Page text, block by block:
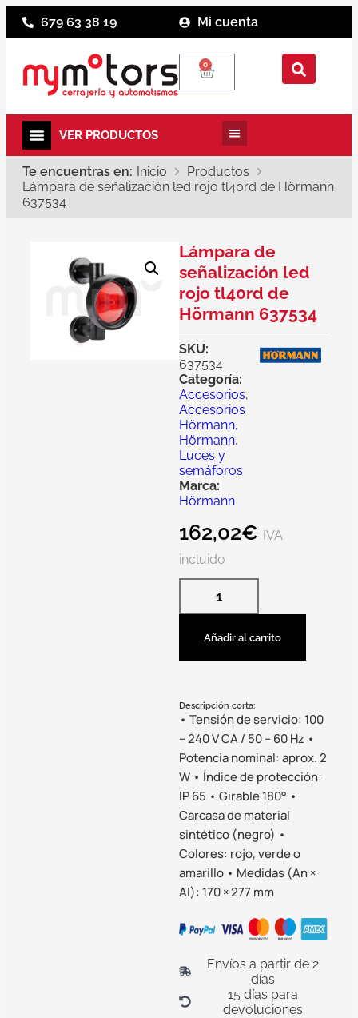
679 63 38 19 Mi cuenta
0
Te encuentras en: Inicio
Productos
Lámpara de señalización led rojo tl40rd de Hörmann
637534
Lámpara de
señalización led
rojo tl40rd de
Hörmann 637534
SKU:
637534
Categoría:
Accesorios,
Accesorios
Hörmann,
Hörmann,
Luces y
semáforos
Marca:
Hörmann
162,02€ IVA
incluido
Añadir al carrito
Descripción corta:
• Tensión de servicio: 100
– 240 V CA / 50 – 60 Hz •
Potencia nominal: aprox. 2
W • Índice de protección:
IP 65 • Girable 180° •
Carcasa de material
sintético (negro) •
Colores: rojo, verde o
amarillo • Medidas (An ×
Al): 170 × 277 mm
Envíos a partir de 2
días
15 días para
devoluciones